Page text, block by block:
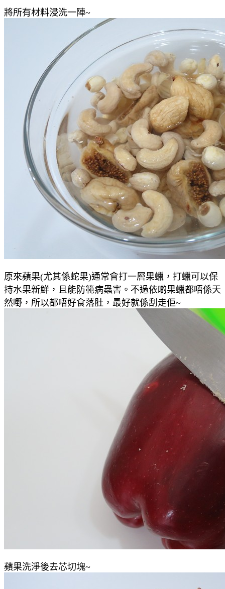
將所有材料浸洗一陣~
原來蘋果(尤其係蛇果)通常會打一層果蠟，打蠟可以保
持水果新鮮，且能防範病蟲害。不過依啲果蠟都唔係天
然嘢，所以都唔好食落肚，最好就係刮走佢~
蘋果洗淨後去芯切塊~